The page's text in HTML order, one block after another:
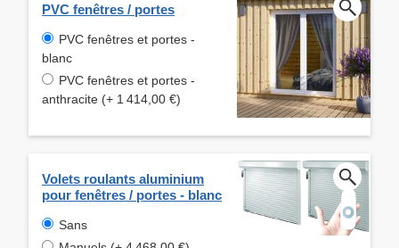
PVC fenêtres / portes
PVC fenêtres et portes -
blanc
PVC fenêtres et portes -
anthracite (+ 1 414,00 €)
Volets roulants aluminium
pour fenêtres / portes - blanc
Sans